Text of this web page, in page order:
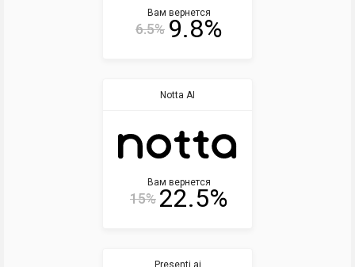
Вам вернется
6.5% 9.8%
Notta AI
Вам вернется
15% 22.5%
Presenti.ai